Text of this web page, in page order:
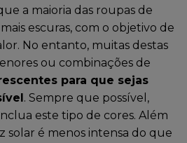
a maioria das roupas de
escuras, com o objetivo de
No entanto, muitas destas
ou combinações de
para que sejas
. Sempre que possível,
este tipo de cores. Além
solar é menos intensa do que